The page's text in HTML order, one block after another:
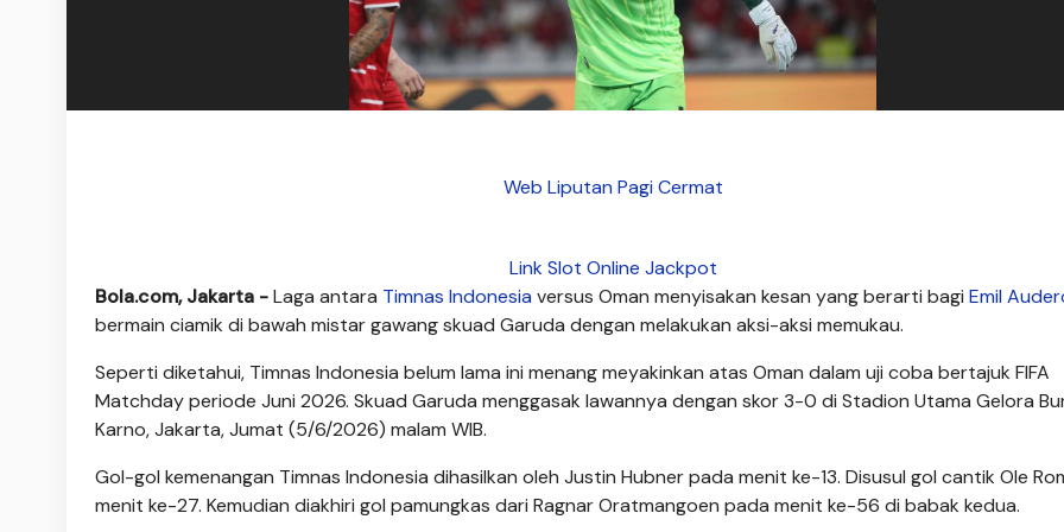
Web Liputan Pagi Cermat
Link Slot Online Jackpot
Bola.com, Jakarta -Laga antara Timnas Indonesia versus Oman menyisakan kesan yang berarti bagi Emil
bermain ciamik di bawah mistar gawang skuad Garuda dengan melakukan aksi-aksi memukau.
Seperti diketahui, Timnas Indonesia belum lama ini menang meyakinkan atas Oman dalam uji coba bertajuk FIFA
Matchday periode Juni 2026. Skuad Garuda menggasak lawannya dengan skor 3-0 di Stadion Utama Gelora
Karno, Jakarta, Jumat (5/6/2026) malam WIB.
Gol-gol kemenangan Timnas Indonesia dihasilkan oleh Justin Hubner pada menit ke-13. Disusul gol cantik Ole
menit ke-27. Kemudian diakhiri gol pamungkas dari Ragnar Oratmangoen pada menit ke-56 di babak kedua.